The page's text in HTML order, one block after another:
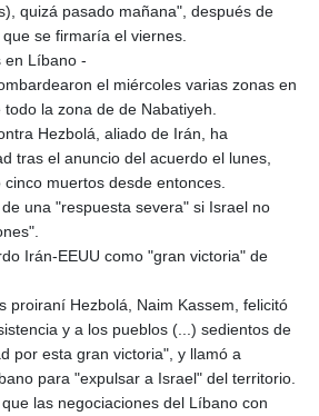
quizá pasado mañana", después de
se firmaría el viernes.
en Líbano -
el miércoles varias zonas en
la zona de de Nabatiyeh.
Hezbolá, aliado de Irán, ha
tras el anuncio del acuerdo el lunes,
muertos desde entonces.
una "respuesta severa" si Israel no
Irán-EEUU como "gran victoria" de
proiraní Hezbolá, Naim Kassem, felicitó
y a los pueblos (...) sedientos de
por esta gran victoria", y llamó a
para "expulsar a Israel" del territorio.
las negociaciones del Líbano con